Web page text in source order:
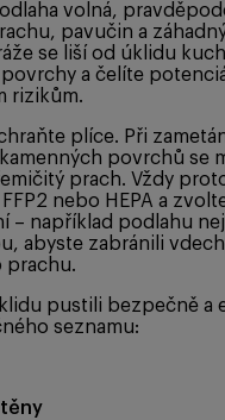
volná,
pavučin a
se liší od úklidu
a čelíte
rizikům.
plíce. Při
povrchů se
prach. Vždy
nebo HEPA a
– například podlahu
abyste zabránili
prachu.
pustili bezpečně a
seznamu: